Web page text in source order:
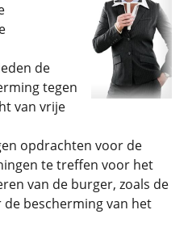
de
tegen
van vrije
opdrachten voor de
te treffen voor het
van de burger, zoals de
bescherming van het